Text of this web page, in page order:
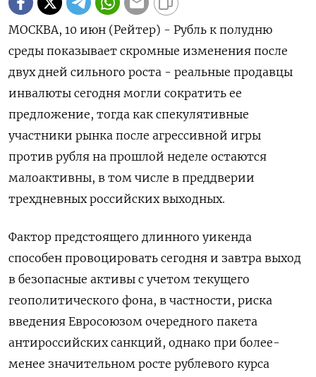
МОСКВА, 10 июн (Рейтер) - Рубль к полудню
среды показывает скромные изменения после
двух дней сильного роста - реальные продавцы
инвалюты сегодня могли сократить ее
предложение, тогда как спекулятивные
участники рынка после агрессивной игры
против рубля на прошлой неделе остаются
‌малоактивны, в том числе в преддверии
трехдневных российских выходных.
Фактор предстоящего длинного уикенда
способен провоцировать сегодня и завтра выход
в безопасные активы с учетом текущего
геополитического фона, в частности, риска
введения Евросоюзом очередного пакета
антироссийских санкций, однако ​при более-
менее значительном росте рублевого курса ​